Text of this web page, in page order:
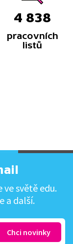
4 838
pracovních
listů
ve světě edu.
a další.